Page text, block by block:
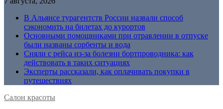
В Альянсе турагентств России назвали способ
сэкономить на билетах до курортов
Основными помощниками при отравлении в отпуске
были названы сорбенты и вода
Сняли с рейса из-за болезни бортпроводника: как
действовать в таких ситуациях
Эксперты рассказали, как оплачивать покупки в
путешествиях
Салон красоты